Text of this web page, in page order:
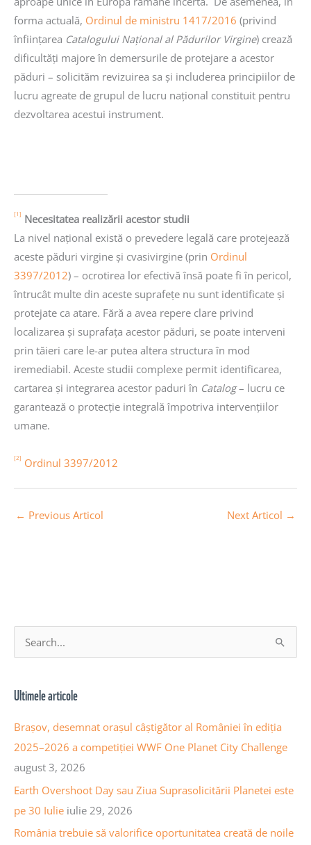
forma actuală, Ordinul de ministru 1417/2016 (privind
înființarea Catalogului Național al Pădurilor Virgine) crează
dificultăți majore în demersurile de protejare a acestor
păduri – solicităm revizuirea sa și includerea principiilor de
lucru agreate de grupul de lucru național constituit pentru
dezvoltarea acestui instrument.
[1] Necesitatea realizării acestor studii
La nivel național există o prevedere legală care protejează
aceste păduri virgine și cvasivirgine (prin Ordinul
3397/2012) – ocrotirea lor efectivă însă poate fi în pericol,
întrucât multe din aceste suprafețe nu sunt identificate și
protejate ca atare. Fără a avea repere clare privind
localizarea și suprafața acestor păduri, se poate interveni
prin tăieri care le-ar putea altera structura în mod
iremediabil. Aceste studii complexe permit identificarea,
cartarea și integrarea acestor paduri în Catalog– lucru ce
garantează o protecție integrală împotriva intervențiilor
umane.
[2] Ordinul 3397/2012
← Previous Articol Next Articol →
r
c
h
f
o
r
:
Ultimele articole
Brașov, desemnat orașul câștigător al României în ediția
2025–2026 a competiției WWF One Planet City Challenge
august 3, 2026
Earth Overshoot Day sau Ziua Suprasolicitării Planetei este
pe 30 Iulie iulie 29, 2026
România trebuie să valorifice oportunitatea creată de noile
r
i
t
i
c